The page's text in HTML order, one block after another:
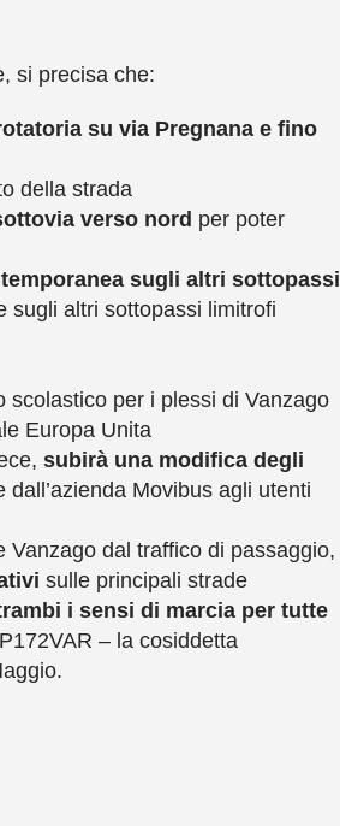
si precisa che:
su via Pregnana e fino
della strada
verso nord per poter
sugli altri sottopassi
sugli altri sottopassi limitrofi
scolastico per i plessi di Vanzago
Europa Unita
subirà una modifica degli
Movibus agli utenti
dal traffico di passaggio,
sulle principali strade
i sensi di marcia per tutte
– la cosiddetta